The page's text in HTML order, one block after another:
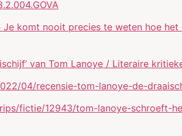
Je komt nooit precies te weten hoe het
van Tom Lanoye / Literaire
04/recensie-tom-lanoye-de-
fictie/12943/tom-lanoye-schroeft-